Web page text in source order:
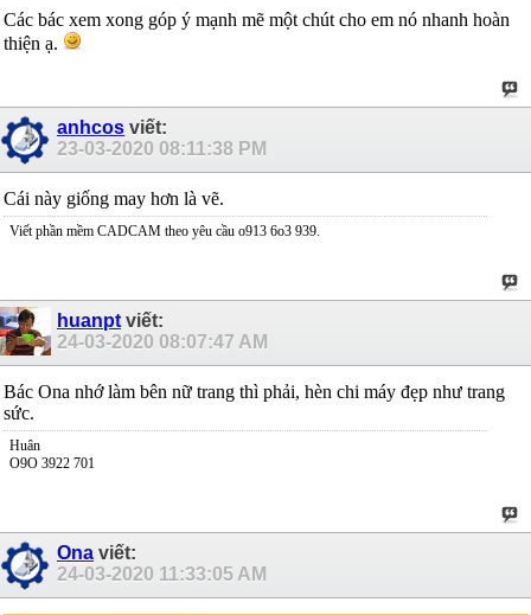
Các bác xem xong góp ý mạnh mẽ một chút cho em nó nhanh hoàn
thiện ạ.
anhcos viết:
23-03-2020 08:11:38 PM
Cái này giống may hơn là vẽ.
Viết phần mềm CADCAM theo yêu cầu o913 6o3 939.
huanpt viết:
24-03-2020 08:07:47 AM
Bác Ona nhớ làm bên nữ trang thì phải, hèn chi máy đẹp như trang
sức.
Huân
O9O 3922 701
Ona viết:
24-03-2020 11:33:05 AM